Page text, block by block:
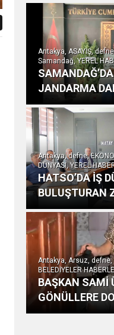
Antakya, ASAYİŞ,
Samandağ, YEREL
JANDARMA
Antakya, defne,
DÜNYASI, YEREL
HATSO’DA İŞ
BULUŞTURAN
Antakya, Arsuz, defne,
BELEDİYELER
BAŞKAN SAMİ
GÖNÜLLERE